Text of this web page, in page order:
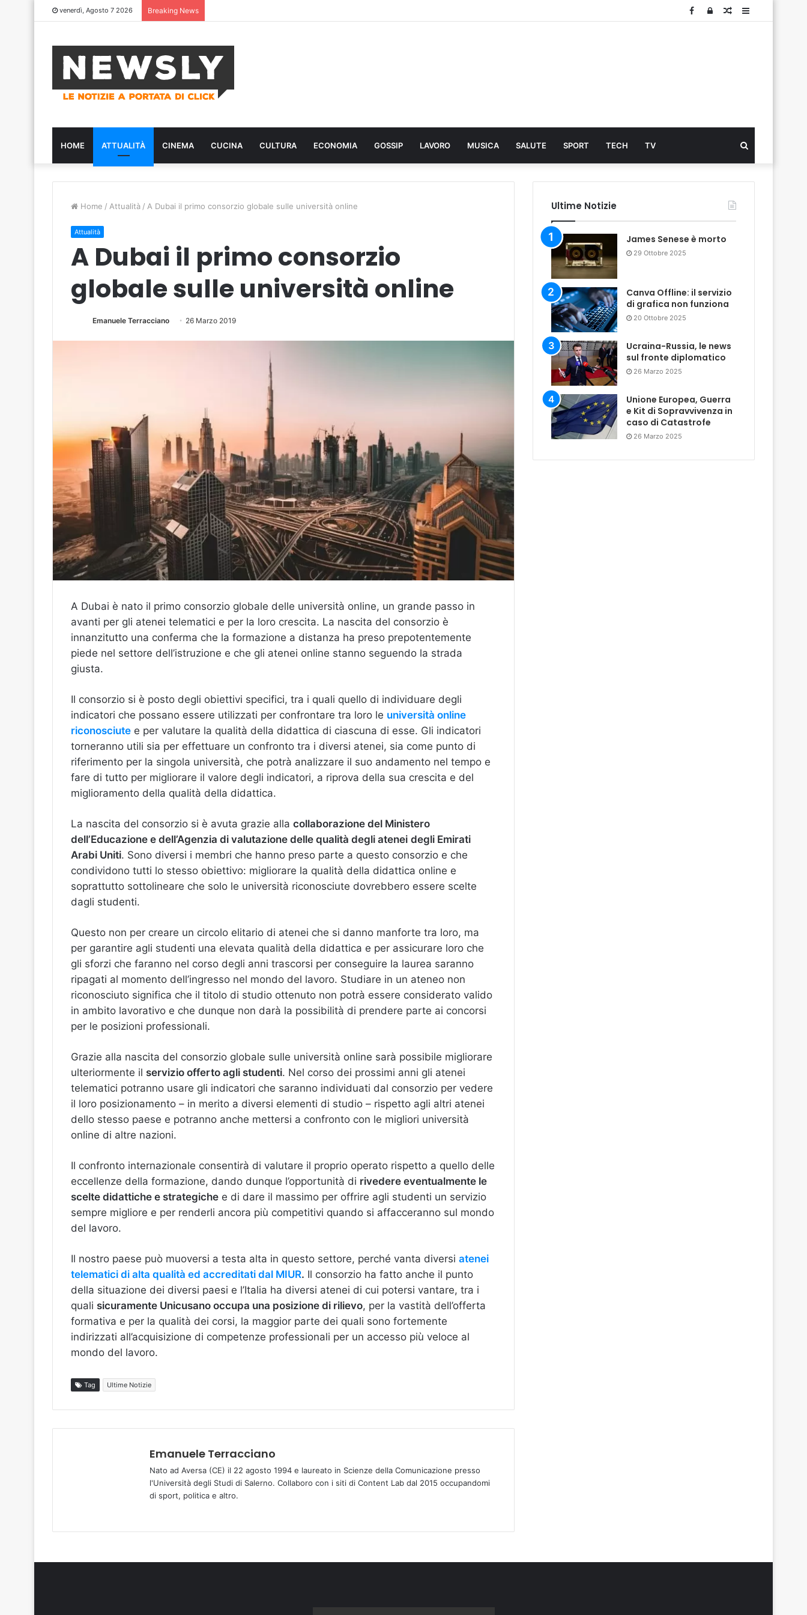
venerdì, Agosto 7 2026 Breaking News Sidebar
Articolo
Log
Facebook
HOME ATTUALITÀ CINEMA CUCINA CULTURA ECONOMIA GOSSIP LAVORO MUSICA SALUTE SPORT TECH TV
...
Home / Attualità / A Dubai il primo consorzio globale sulle università online
Attualità
A Dubai il primo consorzio
globale sulle università online
Emanuele Terracciano 26 Marzo 2019
A Dubai è nato il primo consorzio globale delle università online, un grande passo in
avanti per gli atenei telematici e per la loro crescita. La nascita del consorzio è
innanzitutto una conferma che la formazione a distanza ha preso prepotentemente
piede nel settore dell’istruzione e che gli atenei online stanno seguendo la strada
giusta.
Il consorzio si è posto degli obiettivi specifici, tra i quali quello di individuare degli
indicatori che possano essere utilizzati per confrontare tra loro le università online
riconosciute e per valutare la qualità della didattica di ciascuna di esse. Gli indicatori
torneranno utili sia per effettuare un confronto tra i diversi atenei, sia come punto di
riferimento per la singola università, che potrà analizzare il suo andamento nel tempo e
fare di tutto per migliorare il valore degli indicatori, a riprova della sua crescita e del
miglioramento della qualità della didattica.
La nascita del consorzio si è avuta grazie alla collaborazione del Ministero
dell’Educazione e dell’Agenzia di valutazione delle qualità degli atenei degli Emirati
Arabi Uniti. Sono diversi i membri che hanno preso parte a questo consorzio e che
condividono tutti lo stesso obiettivo: migliorare la qualità della didattica online e
soprattutto sottolineare che solo le università riconosciute dovrebbero essere scelte
dagli studenti.
Questo non per creare un circolo elitario di atenei che si danno manforte tra loro, ma
per garantire agli studenti una elevata qualità della didattica e per assicurare loro che
gli sforzi che faranno nel corso degli anni trascorsi per conseguire la laurea saranno
ripagati al momento dell’ingresso nel mondo del lavoro. Studiare in un ateneo non
riconosciuto significa che il titolo di studio ottenuto non potrà essere considerato valido
in ambito lavorativo e che dunque non darà la possibilità di prendere parte ai concorsi
per le posizioni professionali.
Grazie alla nascita del consorzio globale sulle università online sarà possibile migliorare
ulteriormente il servizio offerto agli studenti. Nel corso dei prossimi anni gli atenei
telematici potranno usare gli indicatori che saranno individuati dal consorzio per vedere
il loro posizionamento – in merito a diversi elementi di studio – rispetto agli altri atenei
dello stesso paese e potranno anche mettersi a confronto con le migliori università
online di altre nazioni.
Il confronto internazionale consentirà di valutare il proprio operato rispetto a quello delle
eccellenze della formazione, dando dunque l’opportunità di rivedere eventualmente le
scelte didattiche e strategiche e di dare il massimo per offrire agli studenti un servizio
sempre migliore e per renderli ancora più competitivi quando si affacceranno sul mondo
del lavoro.
Il nostro paese può muoversi a testa alta in questo settore, perché vanta diversi atenei
telematici di alta qualità ed accreditati dal MIUR. Il consorzio ha fatto anche il punto
della situazione dei diversi paesi e l’Italia ha diversi atenei di cui potersi vantare, tra i
quali sicuramente Unicusano occupa una posizione di rilievo, per la vastità dell’offerta
formativa e per la qualità dei corsi, la maggior parte dei quali sono fortemente
indirizzati all’acquisizione di competenze professionali per un accesso più veloce al
mondo del lavoro.
Tag Ultime Notizie
Emanuele Terracciano
Nato ad Aversa (CE) il 22 agosto 1994 e laureato in Scienze della Comunicazione presso
l'Università degli Studi di Salerno. Collaboro con i siti di Content Lab dal 2015 occupandomi
di sport, politica e altro.
Ultime Notizie
James Senese è morto
29 Ottobre 2025
Canva Offline: il servizio
di grafica non funziona
20 Ottobre 2025
Ucraina-Russia, le news
sul fronte diplomatico
26 Marzo 2025
Unione Europea, Guerra
e Kit di Sopravvivenza in
caso di Catastrofe
26 Marzo 2025